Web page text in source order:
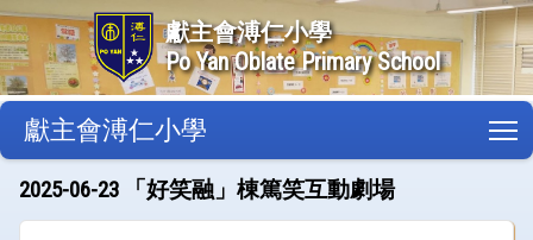
獻主會溥仁小學
Po Yan Oblate Primary School
獻主會溥仁小學
2025-06-23 「好笑融」棟篤笑互動劇場